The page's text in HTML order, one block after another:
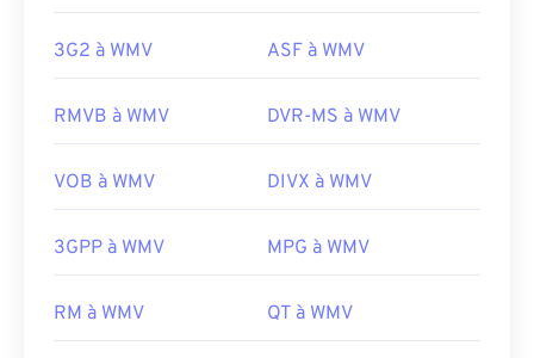
3G2 à WMV ASF à WMV
RMVB à WMV DVR-MS à WMV
VOB à WMV DIVX à WMV
3GPP à WMV MPG à WMV
RM à WMV QT à WMV